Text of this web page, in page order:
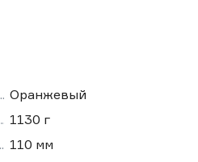
Оранжевый
1130 г
110 мм